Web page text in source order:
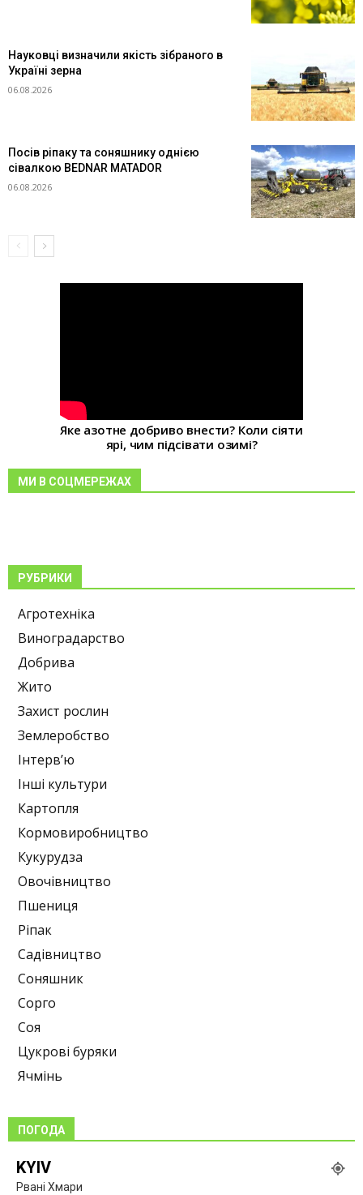
Науковці визначили якість зібраного в
Україні зерна
06.08.2026
Посів ріпаку та соняшнику однією
сівалкою BEDNAR MATADOR
06.08.2026
Яке азотне добриво внести? Коли сіяти
ярі, чим підсівати озимі?
МИ В СОЦМЕРЕЖАХ
РУБРИКИ
Агротехніка
Виноградарство
Добрива
Жито
Захист рослин
Землеробство
Інтерв’ю
Інші культури
Картопля
Кормовиробництво
Кукурудза
Овочівництво
Пшениця
Ріпак
Садівництво
Соняшник
Сорго
Соя
Цукрові буряки
Ячмінь
ПОГОДА
KYIV
Рвані Хмари